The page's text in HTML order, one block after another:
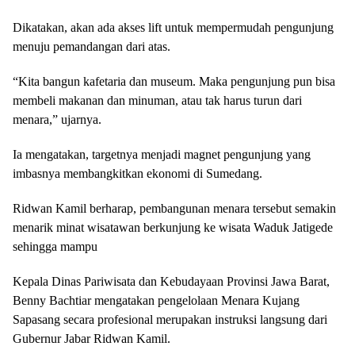
Dikatakan, akan ada akses lift untuk mempermudah pengunjung
menuju pemandangan dari atas.
“Kita bangun kafetaria dan museum. Maka pengunjung pun bisa
membeli makanan dan minuman, atau tak harus turun dari
menara,” ujarnya.
Ia mengatakan, targetnya menjadi magnet pengunjung yang
imbasnya membangkitkan ekonomi di Sumedang.
Ridwan Kamil berharap, pembangunan menara tersebut semakin
menarik minat wisatawan berkunjung ke wisata Waduk Jatigede
sehingga mampu
Kepala Dinas Pariwisata dan Kebudayaan Provinsi Jawa Barat,
Benny Bachtiar mengatakan pengelolaan Menara Kujang
Sapasang secara profesional merupakan instruksi langsung dari
Gubernur Jabar Ridwan Kamil.